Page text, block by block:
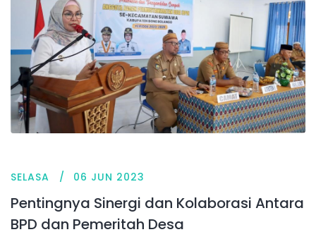
SELASA 06 JUN 2023
Pentingnya Sinergi dan Kolaborasi Antara
BPD dan Pemeritah Desa